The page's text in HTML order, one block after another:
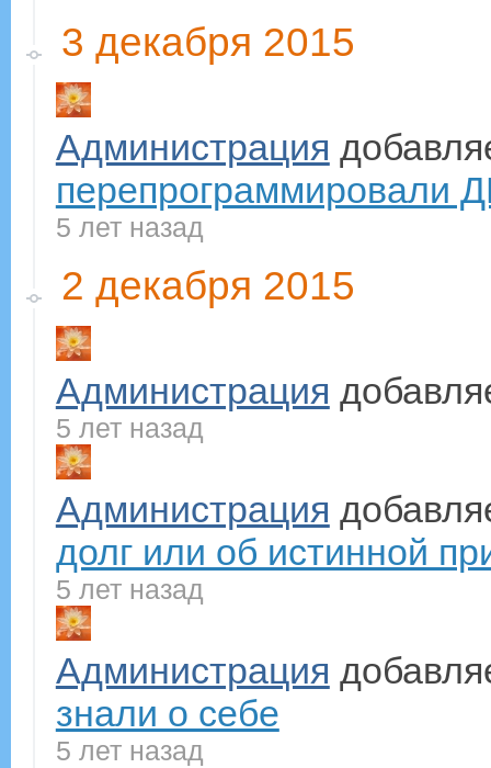
3 декабря 2015
Администрация
перепрограммировали
5 лет назад
2 декабря 2015
Администрация
5 лет назад
Администрация
долг или об истинной
5 лет назад
Администрация
знали о себе
5 лет назад